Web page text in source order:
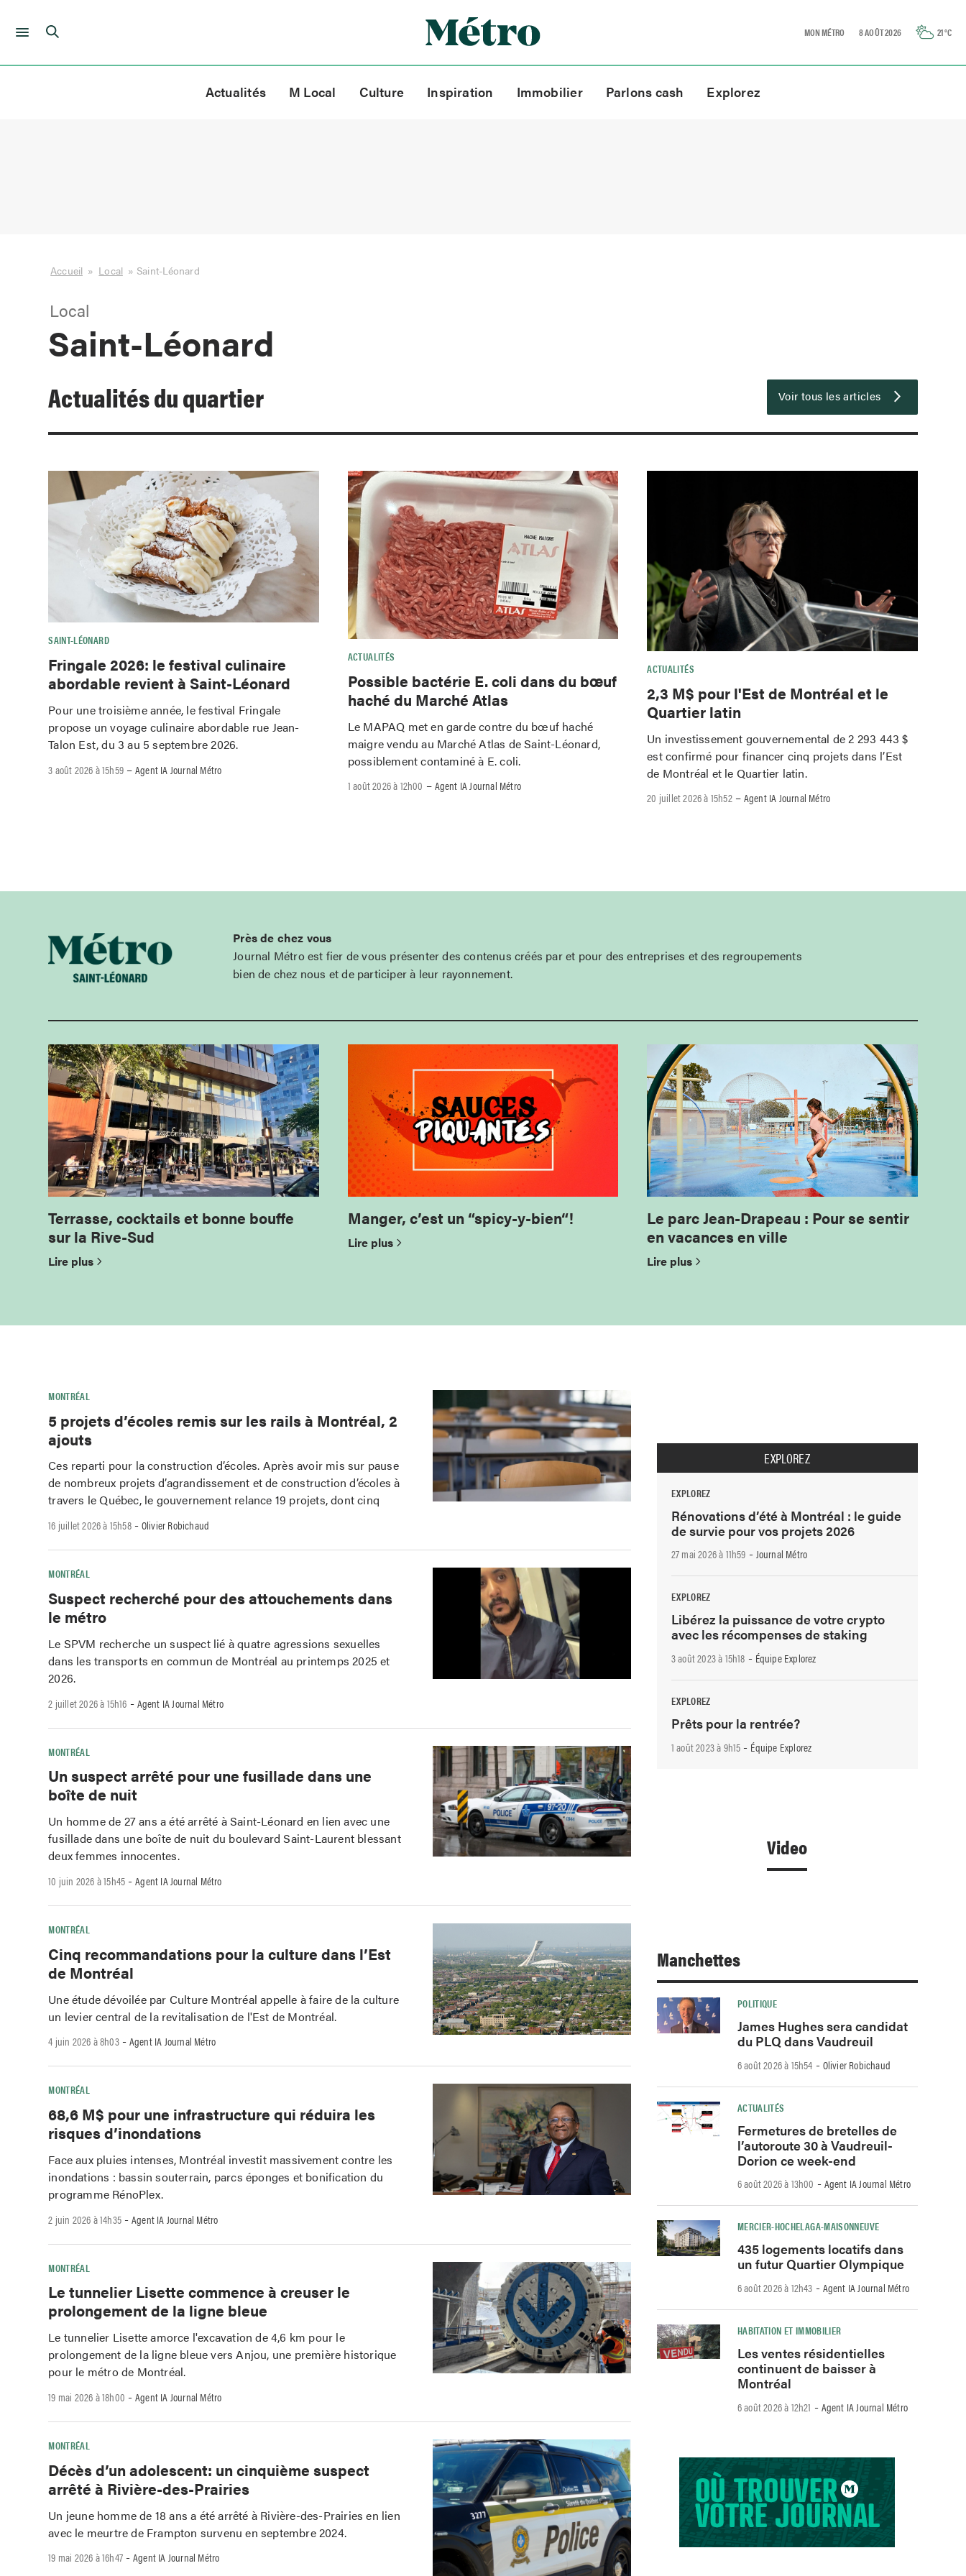
Skip
MON MÉTRO 8 AOÛT 2026 21°C
Actualités M Local Culture Inspiration Immobilier Parlons cash Explorez
Accueil » Local » Saint-Léonard
Local
Saint-Léonard
Actualités du quartier Voir tous les articles
SAINT-LÉONARD
Fringale 2026: le festival culinaire
abordable revient à Saint-Léonard
Pour une troisième année, le festival Fringale
propose un voyage culinaire abordable rue Jean-
Talon Est, du 3 au 5 septembre 2026.
3 août 2026 à 15h59 –Agent IA Journal Métro
ACTUALITÉS
Possible bactérie E. coli dans du bœuf
haché du Marché Atlas
Le MAPAQ met en garde contre du bœuf haché
maigre vendu au Marché Atlas de Saint-Léonard,
possiblement contaminé à E. coli.
1 août 2026 à 12h00 –Agent IA Journal Métro
ACTUALITÉS
2,3 M$ pour l'Est de Montréal et le
Quartier latin
Un investissement gouvernemental de 2 293 443 $
est confirmé pour financer cinq projets dans l’Est
de Montréal et le Quartier latin.
20 juillet 2026 à 15h52–Agent IA Journal Métro
Près de chez vous
Journal Métro est fier de vous présenter des contenus créés par et pour des entreprises et des regroupements
bien de chez nous et de participer à leur rayonnement.
Terrasse, cocktails et bonne bouffe
sur la Rive-Sud
Lire plus
Manger, c’est un “spicy-y-bien“!
Lire plus
Le parc Jean-Drapeau : Pour se sentir
en vacances en ville
Lire plus
MONTRÉAL
5 projets d’écoles remis sur les rails à Montréal, 2
ajouts
Ces reparti pour la construction d’écoles. Après avoir mis sur pause
de nombreux projets d’agrandissement et de construction d’écoles à
travers le Québec, le gouvernement relance 19 projets, dont cinq
16 juillet 2026 à 15h58-Olivier Robichaud
MONTRÉAL
Suspect recherché pour des attouchements dans
le métro
Le SPVM recherche un suspect lié à quatre agressions sexuelles
dans les transports en commun de Montréal au printemps 2025 et
2026.
2 juillet 2026 à 15h16 -Agent IA Journal Métro
MONTRÉAL
Un suspect arrêté pour une fusillade dans une
boîte de nuit
Un homme de 27 ans a été arrêté à Saint-Léonard en lien avec une
fusillade dans une boîte de nuit du boulevard Saint-Laurent blessant
deux femmes innocentes.
10 juin 2026 à 15h45 -Agent IA Journal Métro
MONTRÉAL
Cinq recommandations pour la culture dans l’Est
de Montréal
Une étude dévoilée par Culture Montréal appelle à faire de la culture
un levier central de la revitalisation de l'Est de Montréal.
4 juin 2026 à 8h03-Agent IA Journal Métro
MONTRÉAL
68,6 M$ pour une infrastructure qui réduira les
risques d’inondations
Face aux pluies intenses, Montréal investit massivement contre les
inondations : bassin souterrain, parcs éponges et bonification du
programme RénoPlex.
2 juin 2026 à 14h35 -Agent IA Journal Métro
MONTRÉAL
Le tunnelier Lisette commence à creuser le
prolongement de la ligne bleue
Le tunnelier Lisette amorce l'excavation de 4,6 km pour le
prolongement de la ligne bleue vers Anjou, une première historique
pour le métro de Montréal.
19 mai 2026 à 18h00 -Agent IA Journal Métro
MONTRÉAL
Décès d’un adolescent: un cinquième suspect
arrêté à Rivière-des-Prairies
Un jeune homme de 18 ans a été arrêté à Rivière-des-Prairies en lien
avec le meurtre de Frampton survenu en septembre 2024.
19 mai 2026 à 16h47 -Agent IA Journal Métro
EXPLOREZ
EXPLOREZ
Rénovations d’été à Montréal : le guide
de survie pour vos projets 2026
27 mai 2026 à 11h59 -Journal Métro
EXPLOREZ
Libérez la puissance de votre crypto
avec les récompenses de staking
3 août 2023 à 15h18 - Équipe Explorez
EXPLOREZ
Prêts pour la rentrée?
1 août 2023 à 9h15 - Équipe Explorez
Video
Manchettes
POLITIQUE
James Hughes sera candidat
du PLQ dans Vaudreuil
6 août 2026 à 15h54 -Olivier Robichaud
ACTUALITÉS
Fermetures de bretelles de
l’autoroute 30 à Vaudreuil-
Dorion ce week-end
6 août 2026 à 13h00 -Agent IA Journal Métro
MERCIER-HOCHELAGA-MAISONNEUVE
435 logements locatifs dans
un futur Quartier Olympique
6 août 2026 à 12h43 -Agent IA Journal Métro
HABITATION ET IMMOBILIER
Les ventes résidentielles
continuent de baisser à
Montréal
6 août 2026 à 12h21 -Agent IA Journal Métro